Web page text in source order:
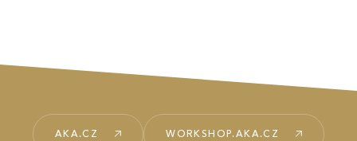
AKA.CZ WORKSHOP.AKA.CZ